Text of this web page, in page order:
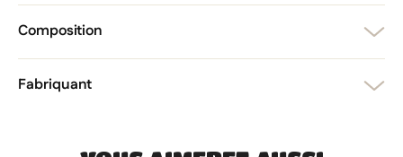
Composition
Fabriquant